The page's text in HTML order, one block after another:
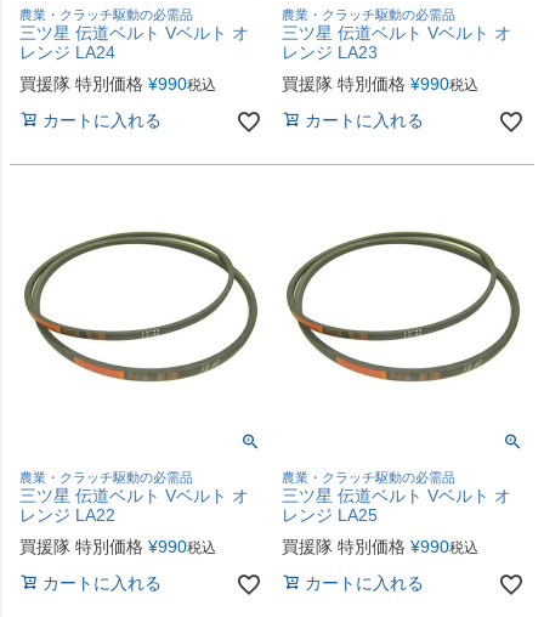
農業・クラッチ駆動の必需品
三ツ星 伝道ベルト Vベルト オ
レンジ LA24
買援隊 特別価格 ¥990税込
カートに入れる
農業・クラッチ駆動の必需品
三ツ星 伝道ベルト Vベルト オ
レンジ LA23
買援隊 特別価格 ¥990税込
カートに入れる
農業・クラッチ駆動の必需品
三ツ星 伝道ベルト Vベルト オ
レンジ LA22
買援隊 特別価格 ¥990税込
カートに入れる
農業・クラッチ駆動の必需品
三ツ星 伝道ベルト Vベルト オ
レンジ LA25
買援隊 特別価格 ¥990税込
カートに入れる